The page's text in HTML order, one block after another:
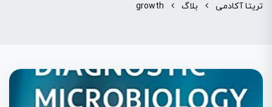
تریتا آکادمی بلاگ growth